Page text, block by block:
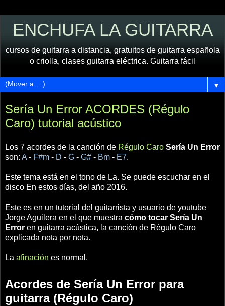
ENCHUFA LA GUITARRA
cursos de guitarra a distancia, gratuitos de guitarra española
o criolla, clases guitarra eléctrica. Guitarra fácil
▼
Sería Un Error ACORDES (Régulo
Caro) tutorial acústico
Los 7 acordes de la canción de Régulo Caro Sería Un Error
son: A - F#m - D - G - G# - Bm - E7.
Este tema está en el tono de La. Se puede escuchar en el
disco En estos días, del año 2016.
Este es en un tutorial del guitarrista y usuario de youtube
Jorge Aguilera en el que muestra cómo tocar Sería Un
Error en guitarra acústica, la canción de Régulo Caro
explicada nota por nota.
La afinación es normal.
Acordes de Sería Un Error para
guitarra (Régulo Caro)